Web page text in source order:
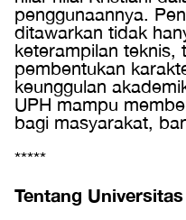
penggunaannya.
ditawarkan tidak
keterampilan teknis,
pembentukan
keunggulan
UPH mampu
bagi masyarakat,
*****
Tentang